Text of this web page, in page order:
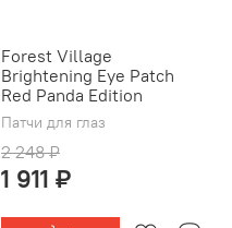
Forest Village
Brightening Eye Patch
Red Panda Edition
Патчи для глаз
2 248 ₽
1 911 ₽